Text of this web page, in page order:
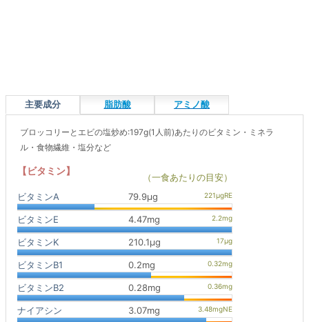
主要成分 脂肪酸 アミノ酸
ブロッコリーとエビの塩炒め:197g(1人前)あたりのビタミン・ミネラ
ル・食物繊維・塩分など
【ビタミン】
（一食あたりの目安）
ビタミンA
79.9μg
ビタミンE 4.47mg
ビタミンK 210.1μg
ビタミンB1 0.2mg
ビタミンB2 0.28mg
ナイアシン 3.07mg